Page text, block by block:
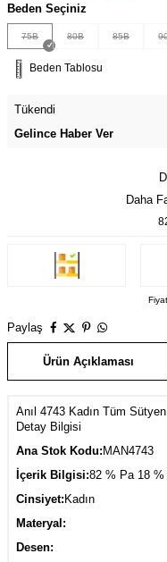
Beden Seçiniz
75B 80B 85B
Beden Tablosu
Tükendi
Gelince Haber Ver
Daha
Paylaş
Ürün Açıklaması
Anıl 4743 Kadın Tüm
Detay Bilgisi
Ana Stok Kodu: MAN4743
İçerik Bilgisi:82 % Pa 18 %
Cinsiyet: Kadın
Materyal:
Desen: